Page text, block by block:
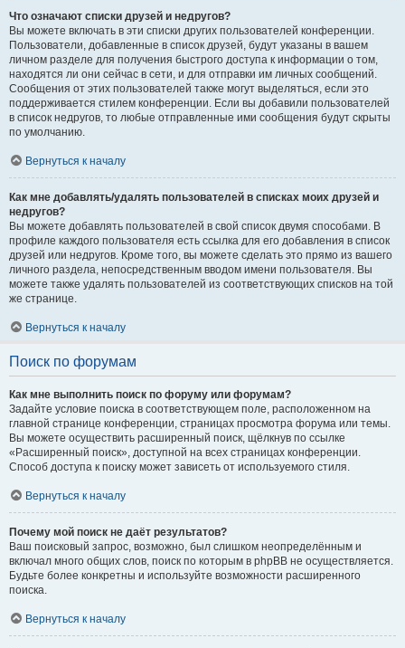
Что означают списки друзей и недругов?
Вы можете включать в эти списки других пользователей конференции.
Пользователи, добавленные в список друзей, будут указаны в вашем
личном разделе для получения быстрого доступа к информации о том,
находятся ли они сейчас в сети, и для отправки им личных сообщений.
Сообщения от этих пользователей также могут выделяться, если это
поддерживается стилем конференции. Если вы добавили пользователей
в список недругов, то любые отправленные ими сообщения будут скрыты
по умолчанию.
Вернуться к началу
Как мне добавлять/удалять пользователей в списках моих друзей и
недругов?
Вы можете добавлять пользователей в свой список двумя способами. В
профиле каждого пользователя есть ссылка для его добавления в список
друзей или недругов. Кроме того, вы можете сделать это прямо из вашего
личного раздела, непосредственным вводом имени пользователя. Вы
можете также удалять пользователей из соответствующих списков на той
же странице.
Вернуться к началу
Поиск по форумам
Как мне выполнить поиск по форуму или форумам?
Задайте условие поиска в соответствующем поле, расположенном на
главной странице конференции, страницах просмотра форума или темы.
Вы можете осуществить расширенный поиск, щёлкнув по ссылке
«Расширенный поиск», доступной на всех страницах конференции.
Способ доступа к поиску может зависеть от используемого стиля.
Вернуться к началу
Почему мой поиск не даёт результатов?
Ваш поисковый запрос, возможно, был слишком неопределённым и
включал много общих слов, поиск по которым в phpBB не осуществляется.
Будьте более конкретны и используйте возможности расширенного
поиска.
Вернуться к началу